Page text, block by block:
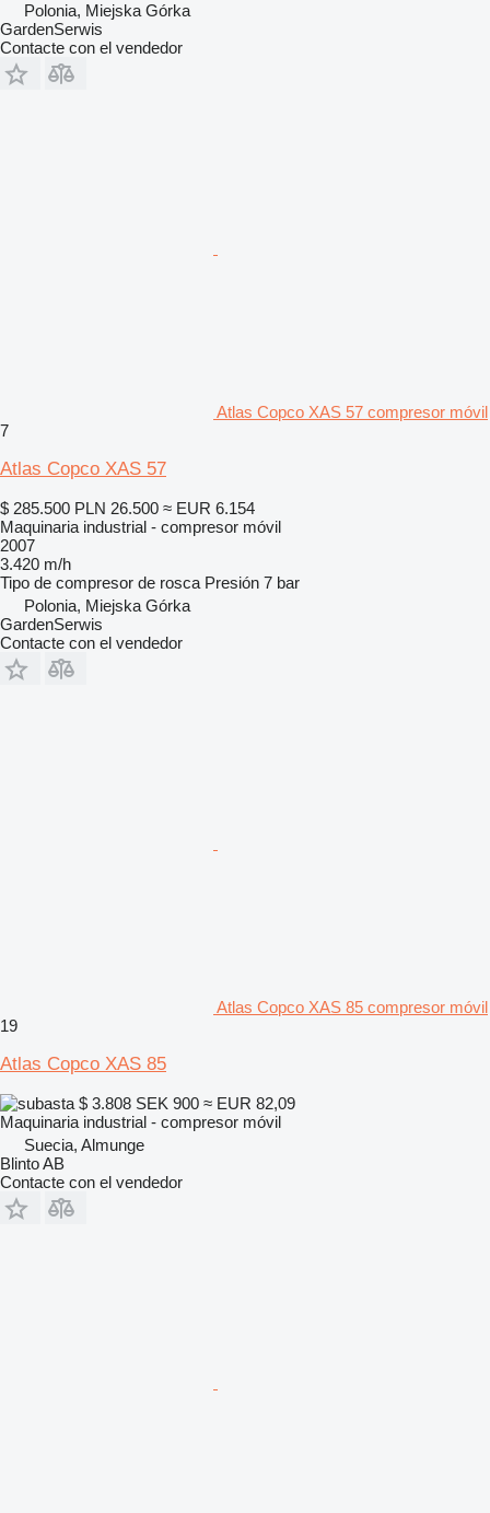
Polonia, Miejska Górka
GardenSerwis
Contacte con el vendedor
Atlas Copco XAS 57 compresor móvil
7
Atlas Copco XAS 57
$ 285.500 PLN 26.500 ≈ EUR 6.154
Maquinaria industrial - compresor móvil
2007
3.420 m/h
Tipo de compresor de rosca Presión 7 bar
Polonia, Miejska Górka
GardenSerwis
Contacte con el vendedor
Atlas Copco XAS 85 compresor móvil
19
Atlas Copco XAS 85
$ 3.808 SEK 900 ≈ EUR 82,09
Maquinaria industrial - compresor móvil
Suecia, Almunge
Blinto AB
Contacte con el vendedor